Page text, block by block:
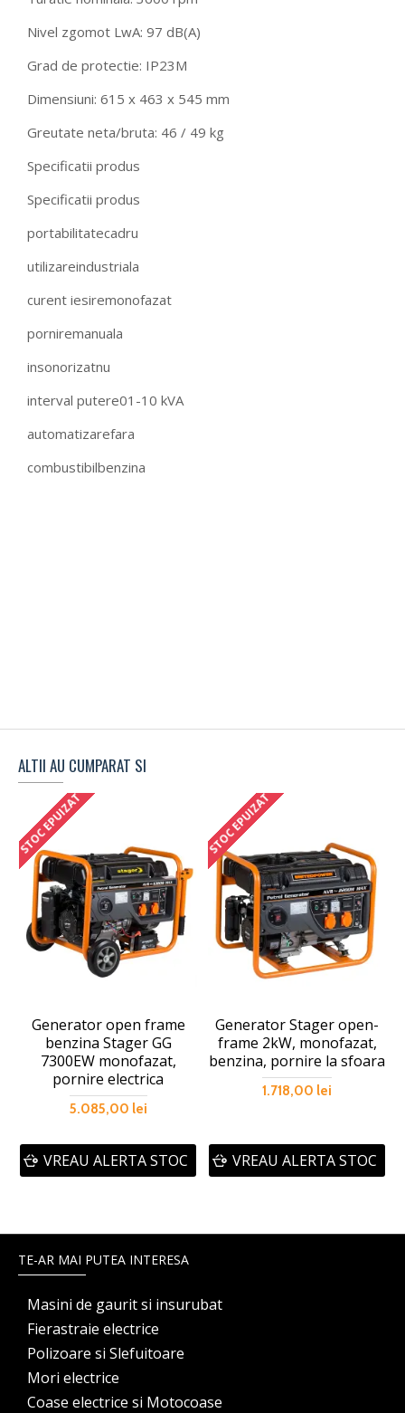
Nivel zgomot LwA: 97 dB(A)
Grad de protectie: IP23M
Dimensiuni: 615 x 463 x 545 mm
Greutate neta/bruta: 46 / 49 kg
Specificatii produs
Specificatii produs
portabilitatecadru
utilizareindustriala
curent iesiremonofazat
porniremanuala
insonorizatnu
interval putere01-10 kVA
automatizarefara
combustibilbenzina
ALTII AU CUMPARAT SI
STOC EPUIZAT
Generator open frame
benzina Stager GG
7300EW monofazat,
pornire electrica
5.085,00 lei
VREAU ALERTA STOC
STOC EPUIZAT
Generator Stager open-
frame 2kW, monofazat,
benzina, pornire la sfoara
1.718,00 lei
VREAU ALERTA STOC
TE-AR MAI PUTEA INTERESA
Masini de gaurit si insurubat
Fierastraie electrice
Polizoare si Slefuitoare
Mori electrice
Coase electrice si Motocoase